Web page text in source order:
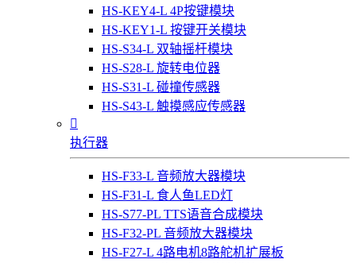
HS-KEY4-L 4P按键模块
HS-KEY1-L 按键开关模块
HS-S34-L 双轴摇杆模块
HS-S28-L 旋转电位器
HS-S31-L 碰撞传感器
HS-S43-L 触摸感应传感器

执行器
HS-F33-L 音频放大器模块
HS-F31-L 食人鱼LED灯
HS-S77-PL TTS语音合成模块
HS-F32-PL 音频放大器模块
HS-F27-L 4路电机8路舵机扩展板